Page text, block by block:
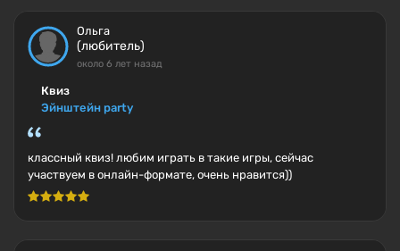
Ольга
(любитель)
около 6 лет назад
Квиз
Эйнштейн party
классный квиз! любим играть в такие игры, сейчас
участвуем в онлайн-формате, очень нравится))